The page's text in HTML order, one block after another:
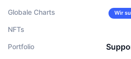
Globale Charts
NFTs
Portfolio
Wir